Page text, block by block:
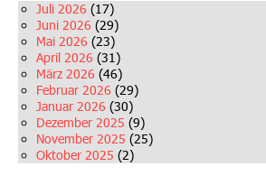
Juli 2026 (17)
Juni 2026 (29)
Mai 2026 (23)
April 2026 (31)
März 2026 (46)
Februar 2026 (29)
Januar 2026 (30)
Dezember 2025 (9)
November 2025 (25)
Oktober 2025 (2)